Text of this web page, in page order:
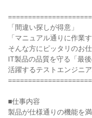
=====================
「間違い探しが得意」
「マニュアル通りに作業
そんな方にピッタリのお
IT製品の品質を守る「最
活躍するテストエンジニ
=====================
■仕事内容
製品が仕様通りの機能を満